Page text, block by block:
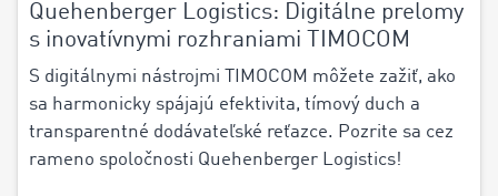
Quehenberger Logistics: Digitálne prelomy
s inovatívnymi rozhraniami TIMOCOM
S digitálnymi nástrojmi TIMOCOM môžete zažiť, ako
sa harmonicky spájajú efektivita, tímový duch a
transparentné dodávateľské reťazce. Pozrite sa cez
rameno spoločnosti Quehenberger Logistics!